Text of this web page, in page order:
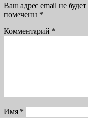
Ваш адрес email не
помечены *
Комментарий *
Имя *